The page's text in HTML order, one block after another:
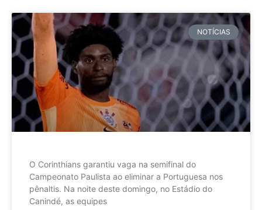
NOTÍCIAS
O Corinthians garantiu vaga na semifinal do
Campeonato Paulista ao eliminar a Portuguesa nos
pênaltis. Na noite deste domingo, no Estádio do
Canindé, as equipes